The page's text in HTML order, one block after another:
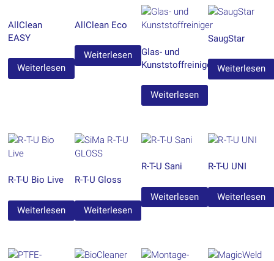
AllClean
EASY
Weiterlesen
AllClean Eco
Weiterlesen
Glas- und
Kunststoffreiniger
Weiterlesen
SaugStar
Weiterlesen
R-T-U Bio Live
Weiterlesen
R-T-U Gloss
Weiterlesen
R-T-U Sani
Weiterlesen
R-T-U UNI
Weiterlesen